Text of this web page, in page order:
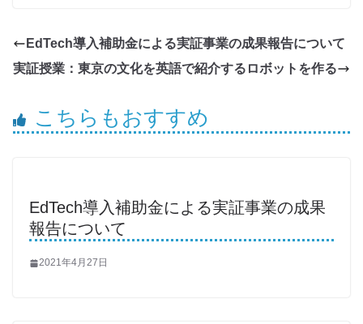
EdTech導入補助金による実証事業の成果報告について
実証授業：東京の文化を英語で紹介するロボットを作る
こちらもおすすめ
EdTech導入補助金による実証事業の成果
報告について
2021年4月27日